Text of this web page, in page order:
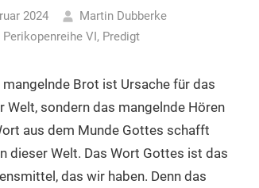
2024
Martin Dubberke
Perikopenreihe VI, Predigt
Brot ist Ursache für das
Welt, sondern das mangelnde Hören
aus dem Munde Gottes schafft
dieser Welt. Das Wort Gottes ist das
das wir haben. Denn das